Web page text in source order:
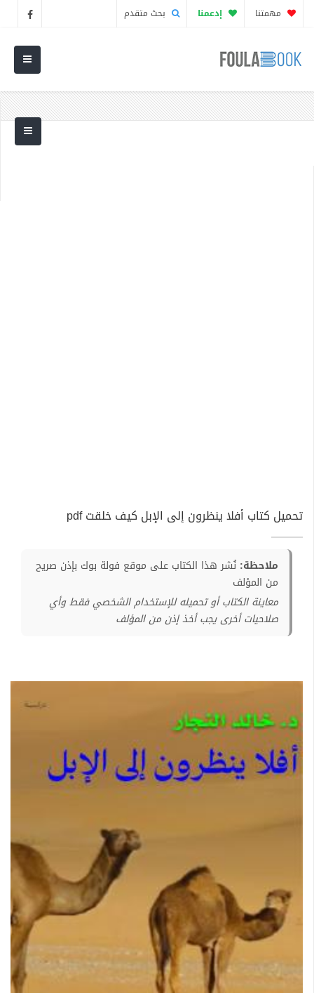
مهمتنا إدعمنا بحث متقدم
تحميل كتاب أفلا ينظرون إلى الإبل كيف خلقت pdf
ملاحظة: نُشر هذا الكتاب على موقع فولة بوك بإذن صريح
من المؤلف
معاينة الكتاب أو تحميله للإستخدام الشخصي فقط وأي
صلاحيات أخرى يجب أخذ إذن من المؤلف